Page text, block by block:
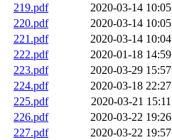
219.pdf
2020-03-14 10:05
220.pdf
2020-03-14 10:05
221.pdf
2020-03-14 10:04
222.pdf
2020-01-18 14:59
223.pdf
2020-03-29 15:57
224.pdf
2020-03-18 22:27
225.pdf
2020-03-21 15:11
226.pdf
2020-03-22 19:26
227.pdf
2020-03-22 19:57